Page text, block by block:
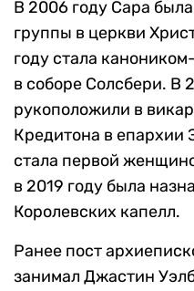
В 2006 году Сара
группы в церкви
году стала
в соборе Солсбери. В
рукоположили в
Кредитона в епархии
стала первой
в 2019 году была
Королевских капелл.
Ранее пост
занимал Джастин